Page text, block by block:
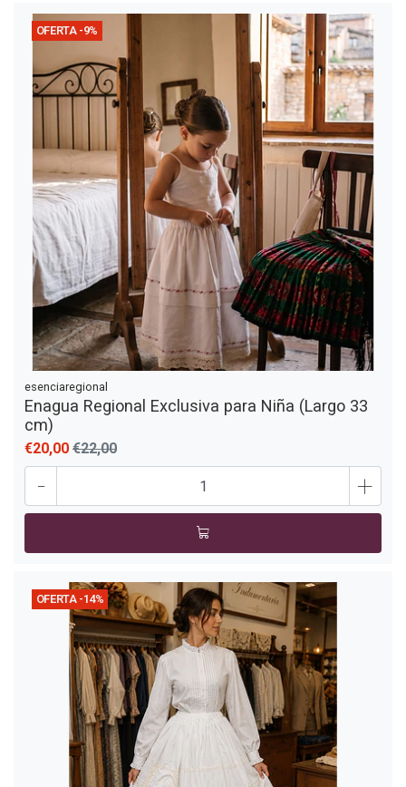
OFERTA -9%
esenciaregional
Enagua Regional Exclusiva para Niña (Largo 33
cm)
€20,00 €22,00
- +
OFERTA -14%